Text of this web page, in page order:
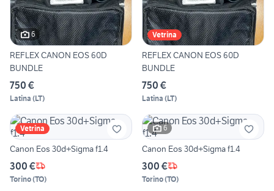
6
REFLEX CANON EOS 60D
BUNDLE
750 €
Latina (LT)
Vetrina
REFLEX CANON EOS 60D
BUNDLE
750 €
Latina (LT)
Vetrina
Canon Eos 30d+Sigma f1.4
300 €
Torino(TO)
6
Canon Eos 30d+Sigma f1.4
300 €
Torino(TO)